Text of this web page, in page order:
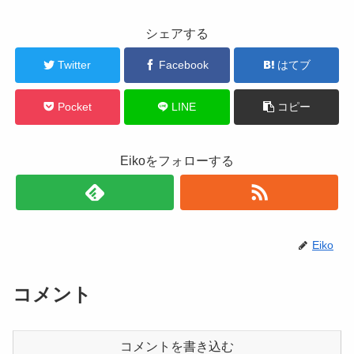
シェアする
Twitter Facebook はてブ
Pocket LINE コピー
Eikoをフォローする
Eiko
コメント
コメントを書き込む